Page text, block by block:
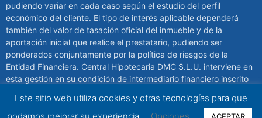
pudiendo variar en cada caso según el estudio del perfil
económico del cliente. El tipo de interés aplicable dependerá
también del valor de tasación oficial del inmueble y de la
aportación inicial que realice el prestatario, pudiendo ser
ponderados conjuntamente por la política de riesgos de la
Entidad Financiera. Central Hipotecaria DMC S.L.U. interviene en
esta gestión en su condición de intermediario financiero inscrito
Intermediario de Crédito Inmobiliario (ICI) D166.
Este sitio web utiliza cookies y otras tecnologías para que